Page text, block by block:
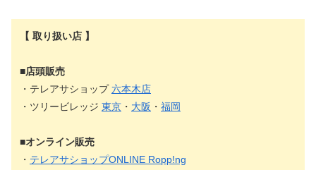
【 取り扱い店 】
■店頭販売
・テレアサショップ六本木店
・ツリービレッジ 東京 ・ 大阪 ・ 福岡
■オンライン販売
・ テレアサショップONLINE Ropp!ng